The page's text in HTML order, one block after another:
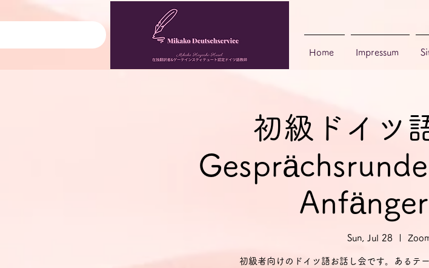
初級ドイツ
Sun, Jul 28
初級者向けのドイツ語お話し会です。あるテ
Home Impressum